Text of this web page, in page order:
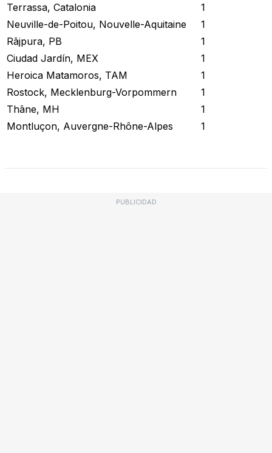
Terrassa, Catalonia
1
Neuville-de-Poitou, Nouvelle-Aquitaine
1
Rājpura, PB
1
Ciudad Jardín, MEX
1
Heroica Matamoros, TAM
1
Rostock, Mecklenburg-Vorpommern
1
Thāne, MH
1
Montluçon, Auvergne-Rhône-Alpes
1
PUBLICIDAD